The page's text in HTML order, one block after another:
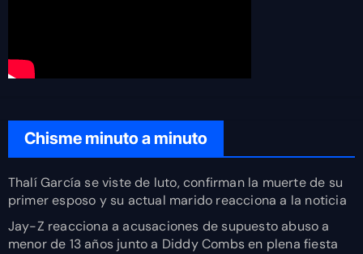
Chisme minuto a minuto
Thalí García se viste de luto, confirman la muerte de su
primer esposo y su actual marido reacciona a la noticia
Jay-Z reacciona a acusaciones de supuesto abuso a
menor de 13 años junto a Diddy Combs en plena fiesta